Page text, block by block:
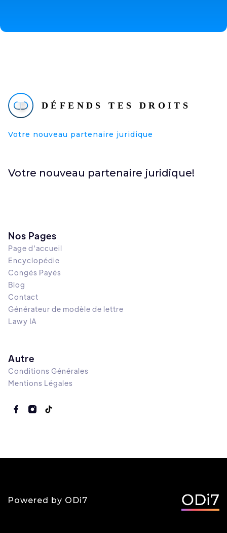
Votre nouveau partenaire juridique
Votre nouveau partenaire juridique!
Nos Pages
Page d'accueil
Encyclopédie
Congés Payés
Blog
Contact
Générateur de modèle de lettre
Lawy IA
Autre
Conditions Générales
Mentions Légales
Powered by ODi7